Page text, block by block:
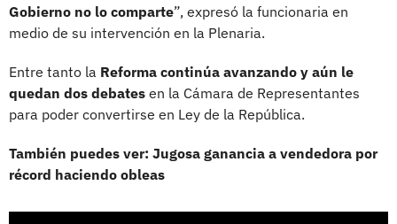
Gobierno no lo comparte”, expresó la funcionaria en
medio de su intervención en la Plenaria.
Entre tanto la Reforma continúa avanzando y aún le
quedan dos debates en la Cámara de Representantes
para poder convertirse en Ley de la República.
También puedes ver: Jugosa ganancia a vendedora por
récord haciendo obleas